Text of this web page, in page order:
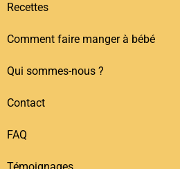
Recettes
Comment faire manger à bébé
Qui sommes-nous ?
Contact
FAQ